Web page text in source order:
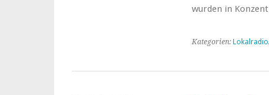
wurden in
Kategorien: Lokalradio